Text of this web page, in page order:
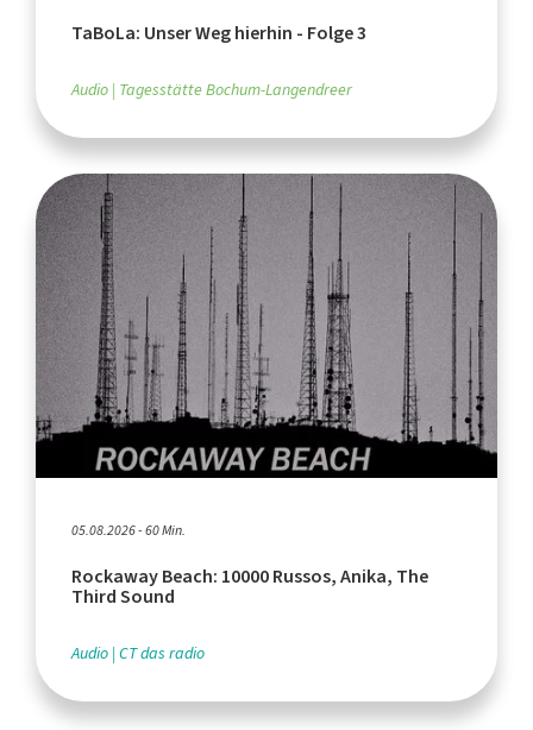
TaBoLa: Unser Weg hierhin - Folge 3
Audio Tagesstätte Bochum-Langendreer
05.08.2026 - 60 Min.
Rockaway Beach: 10000 Russos, Anika, The
Third Sound
Audio CT das radio